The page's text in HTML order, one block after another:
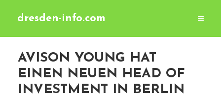
dresden-info.com
AVISON YOUNG HAT
EINEN NEUEN HEAD OF
INVESTMENT IN BERLIN